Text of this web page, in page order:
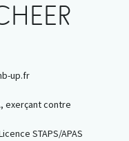
up.fr
exerçant contre
STAPS/APAS